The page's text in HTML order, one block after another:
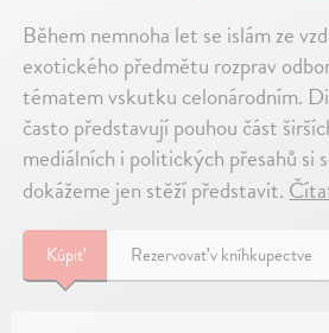
Během nemnoha let se islám ze
exotického předmětu rozprav
tématem vskutku celonárodním.
často představují pouhou část
mediálních i politických přesahů si
dokážeme jen stěží představit.
Kúpiť Rezervovať v kníhkupectve